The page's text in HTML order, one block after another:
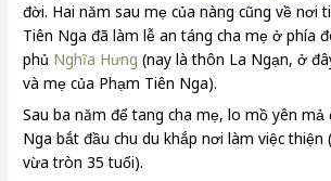
đời. Hai năm sau mẹ của nàng cũng về nơi
Tiên Nga đã làm lễ an táng cha mẹ ở phía
phủ Nghĩa Hưng (nay là thôn La Ngạn, ở
và mẹ của Phạm Tiên Nga).
Sau ba năm để tang cha mẹ, lo mồ yên mả
Nga bắt đầu chu du khắp nơi làm việc thiện
vừa tròn 35 tuổi).